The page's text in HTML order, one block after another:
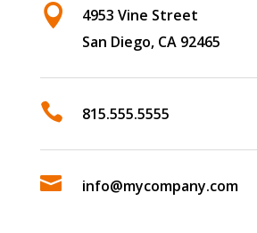

4953 Vine Street
San Diego, CA 92465
 815.555.5555
 info@mycompany.com